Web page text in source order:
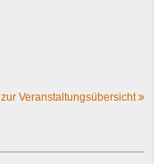
zur Veranstaltungsübersicht